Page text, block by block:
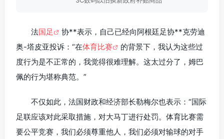
法国足
协**表示，自己已经向阿根廷足协**克劳迪
奥-塔皮亚投诉：“在体育比赛
的背景下，我认为这些过
度行为是不正常的，我觉得很难理解。这太过分了，姆巴
佩的行为堪称典范。”
不仅如此，法国财政和经济部长勒梅尔也表示：“国际
足联应该对此采取措施，对大马丁进行处罚。体育比赛需
要公平竞赛，我们必须尊重他人，我们必须对输球的对手